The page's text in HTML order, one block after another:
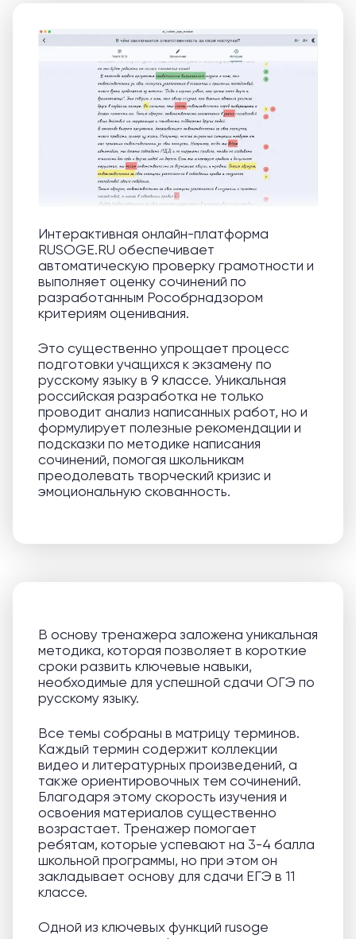
Интерактивная онлайн-платформа
RUSOGE.RU обеспечивает
автоматическую проверку грамотности и
выполняет оценку сочинений по
разработанным Рособрнадзором
критериям оценивания.
Это существенно упрощает процесс
подготовки учащихся к экзамену по
русскому языку в 9 классе. Уникальная
российская разработка не только
проводит анализ написанных работ, но и
формулирует полезные рекомендации и
подсказки по методике написания
сочинений, помогая школьникам
преодолевать творческий кризис и
эмоциональную скованность.
В основу тренажера заложена уникальная
методика, которая позволяет в короткие
сроки развить ключевые навыки,
необходимые для успешной сдачи ОГЭ по
русскому языку.
Все темы собраны в матрицу терминов.
Каждый термин содержит коллекции
видео и литературных произведений, а
также ориентировочных тем сочинений.
Благодаря этому скорость изучения и
освоения материалов существенно
возрастает. Тренажер помогает
ребятам, которые успевают на 3-4 балла
школьной программы, но при этом он
закладывает основу для сдачи ЕГЭ в 11
классе.
Одной из ключевых функций rusoge